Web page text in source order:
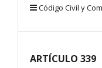
Código Civil y
ARTÍCULO 339